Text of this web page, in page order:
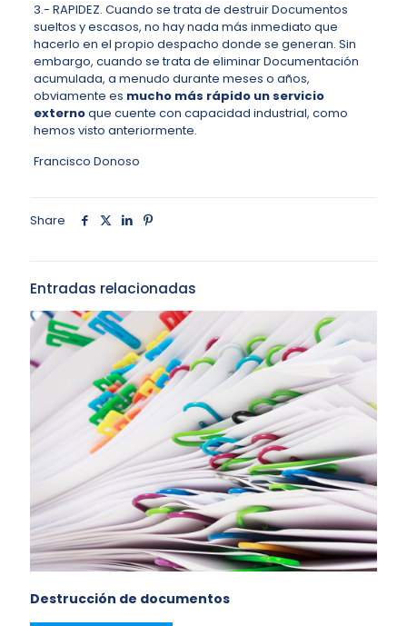
3.- RAPIDEZ. Cuando se trata de destruir Documentos
sueltos y escasos, no hay nada más inmediato que
hacerlo en el propio despacho donde se generan. Sin
embargo, cuando se trata de eliminar Documentación
acumulada, a menudo durante meses o años,
obviamente es mucho más rápido un servicio
externoque cuente con capacidad industrial, como
hemos visto anteriormente.
Francisco Donoso
Share
Entradas relacionadas
Destrucción de documentos